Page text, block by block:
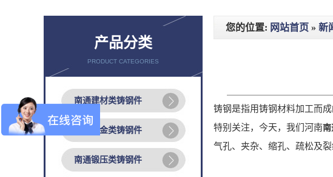
产品分类
PRODUCT CATEGORIES
南通建材类铸钢件
南通冶金类铸钢件
南通锻压类铸钢件
您的位置: 网站首页 » 新
铸钢是指用铸钢材料加工而
特别关注，今天，我们河南南
气孔、夹杂、缩孔、疏松及